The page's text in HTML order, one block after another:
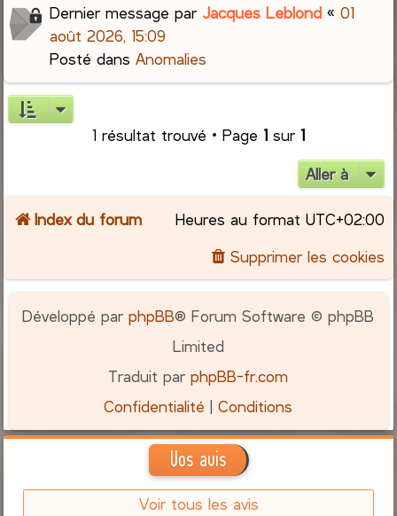
r
Dernier message parJacques Leblond «01
août 2026, 15:09
Posté dansAnomalies
1 résultat trouvé • Page 1 sur 1
Aller à
Index du forum Heures au format UTC+02:00
Supprimer les cookies
Développé parphpBB® Forum Software © phpBB
Limited
Traduit parphpBB-fr.com
Confidentialité |Conditions
Vos avis
Voir tous les avis